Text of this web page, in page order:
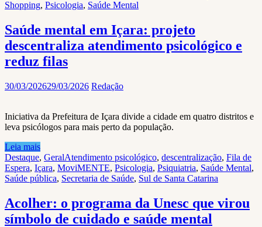
Shopping, Psicologia, Saúde Mental
Saúde mental em Içara: projeto
descentraliza atendimento psicológico e
reduz filas
30/03/202629/03/2026 Redação
Iniciativa da Prefeitura de Içara divide a cidade em quatro distritos e
leva psicólogos para mais perto da população.
Leia mais
Destaque, GeralAtendimento psicológico, descentralização, Fila de
Espera, Içara, MoviMENTE, Psicologia, Psiquiatria, Saúde Mental,
Saúde pública, Secretaria de Saúde, Sul de Santa Catarina
Acolher: o programa da Unesc que virou
símbolo de cuidado e saúde mental